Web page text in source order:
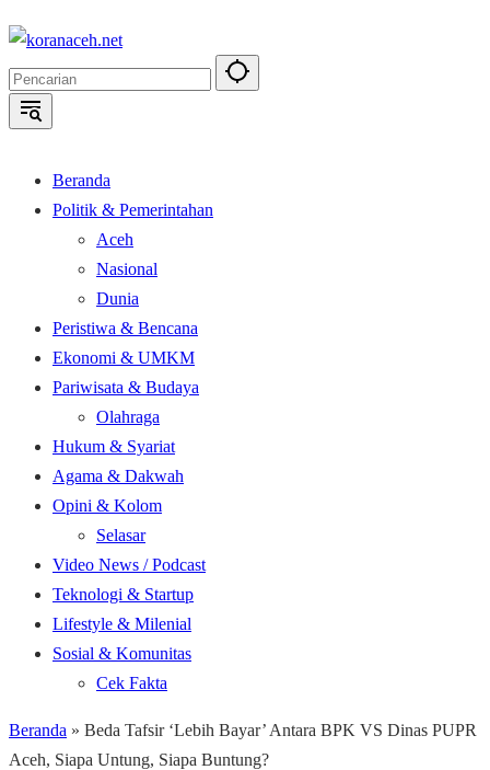
Langsung
konten
Beranda
Politik & Pemerintahan
Aceh
Nasional
Dunia
Peristiwa & Bencana
Ekonomi & UMKM
Pariwisata & Budaya
Olahraga
Hukum & Syariat
Agama & Dakwah
Opini & Kolom
Selasar
Video News / Podcast
Teknologi & Startup
Lifestyle & Milenial
Sosial & Komunitas
Cek Fakta
Beranda » Beda Tafsir ‘Lebih Bayar’ Antara BPK VS Dinas PUPR
Aceh, Siapa Untung, Siapa Buntung?